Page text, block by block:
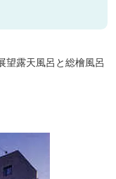
望露天風呂と総檜風呂